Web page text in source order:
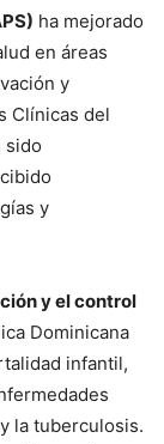
ha mejorado
en áreas
y
Clínicas del
sido
y
y el control
Dominicana
infantil,
la tuberculosis.